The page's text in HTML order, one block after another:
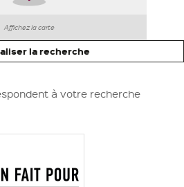
Affichez la carte
la recherche
à votre recherche